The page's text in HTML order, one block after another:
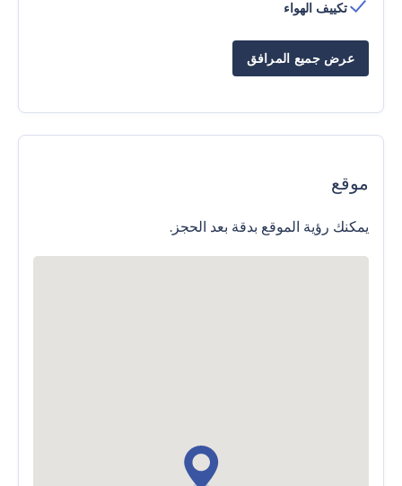
تكييف الهواء
عرض جميع المرافق
موقع
يمكنك رؤية الموقع بدقة بعد الحجز.